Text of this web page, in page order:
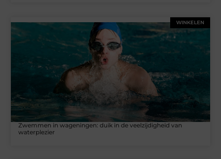
WINKELEN
Zwemmen in wageningen: duik in de veelzijdigheid van
waterplezier